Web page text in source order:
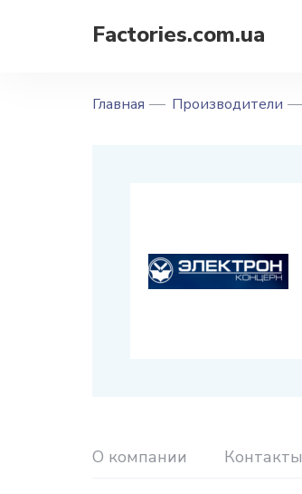
Factories.com.ua
Главная Производители
О компании Контакты